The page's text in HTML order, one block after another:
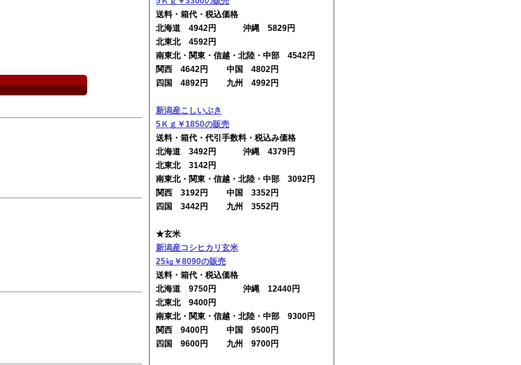
送料・箱代・税込価格
北海道 4942円 沖縄 5829円
北東北 4592円
南東北・関東・信越・北陸・中部 4542円
関西 4642円 中国 4802円
四国 4892円 九州 4992円
新潟産こしいぶき
5Ｋｇ￥1850の販売
送料・箱代・代引手数料・税込み価格
北海道 3492円 沖縄 4379円
北東北 3142円
南東北・関東・信越・北陸・中部 3092円
関西 3192円 中国 3352円
四国 3442円 九州 3552円
★玄米
新潟産コシヒカリ玄米
25㎏￥8090の販売
送料・箱代・税込価格
北海道 9750円 沖縄 12440円
北東北 9400円
南東北・関東・信越・北陸・中部 9300円
関西 9400円 中国 9500円
四国 9600円 九州 9700円